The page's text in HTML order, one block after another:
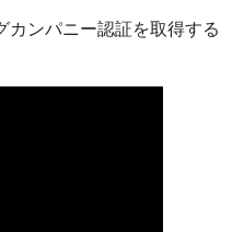
カンパニー認証を取得する